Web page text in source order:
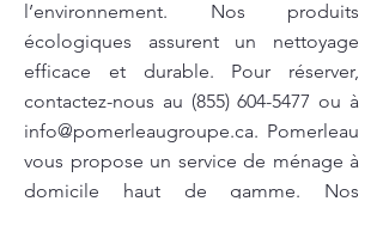
l’environnement. Nos produits
écologiques assurent un nettoyage
efficace et durable. Pour réserver,
contactez-nous au (855) 604-5477 ou à
info@pomerleaugroupe.ca. Pomerleau
vous propose un service de ménage à
domicile haut de gamme. Nos